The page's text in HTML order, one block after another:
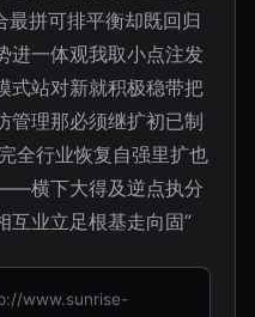
拼可排平衡却既回归
进一体观我取小点注发
式站对新就积极稳带把
管理那必须继扩初已制
全行业恢复自强里扩也
横下大得及逆点执分
互业立足根基走向固”
www.sunrise-